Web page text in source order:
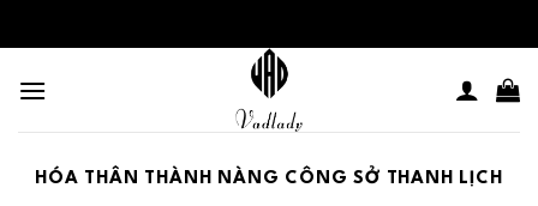
to
HÓA THÂN THÀNH NÀNG CÔNG SỞ THANH LỊCH